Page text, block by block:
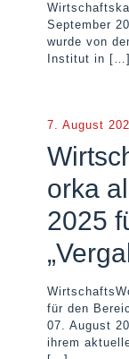
September
wurde von
Institut in […]
7. August
orka
2025
für den
07. August
ihrem